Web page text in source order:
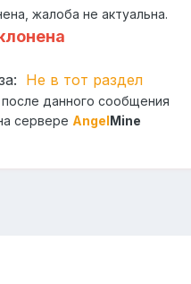
жалоба не актуальна.
Не в тот раздел
данного сообщения
сервере AngelMine